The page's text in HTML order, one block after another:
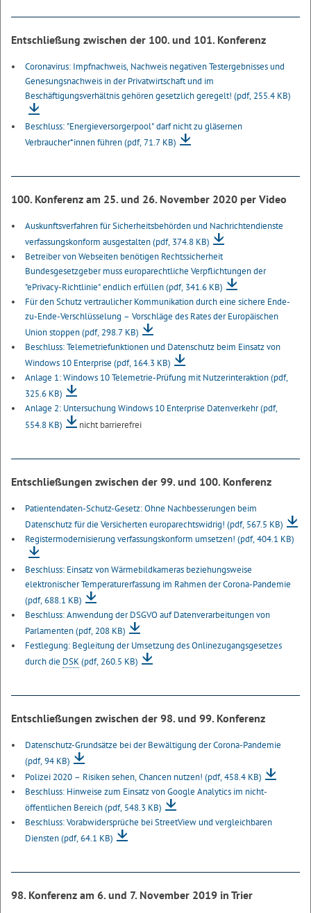
Entschließung zwischen der 100. und 101. Konferenz
Coronavirus: Impfnachweis, Nachweis negativen Testergebnisses und
Genesungsnachweis in der Privatwirtschaft und im
Beschäftigungsverhältnis gehören gesetzlich geregelt! (pdf, 255.4 KB)
Beschluss: "Energieversorgerpool" darf nicht zu gläsernen
Verbraucher*innen führen(pdf, 71.7 KB)
100. Konferenz am 25. und 26. November 2020 per Video
Auskunftsverfahren für Sicherheitsbehörden und Nachrichtendienste
verfassungskonform ausgestalten(pdf, 374.8 KB)
Betreiber von Webseiten benötigen Rechtssicherheit
Bundesgesetzgeber muss europarechtliche Verpflichtungen der
"ePrivacy-Richtlinie" endlich erfüllen(pdf, 341.6 KB)
Für den Schutz vertraulicher Kommunikation durch eine sichere Ende-
zu-Ende-Verschlüsselung – Vorschläge des Rates der Europäischen
Union stoppen(pdf, 298.7 KB)
Beschluss: Telemetriefunktionen und Datenschutz beim Einsatz von
Windows 10 Enterprise (pdf, 164.3 KB)
Anlage 1: Windows 10 Telemetrie-Prüfung mit Nutzerinteraktion(pdf,
325.6 KB)
Anlage 2: Untersuchung Windows 10 Enterprise Datenverkehr(pdf,
554.8 KB)
nicht barrierefrei
Entschließungen zwischen der 99. und 100. Konferenz
Patientendaten-Schutz-Gesetz: Ohne Nachbesserungen beim
Datenschutz für die Versicherten europarechtswidrig! (pdf, 567.5 KB)
Registermodernisierung verfassungskonform umsetzen! (pdf, 404.1 KB)
Beschluss: Einsatz von Wärmebildkameras beziehungsweise
elektronischer Temperaturerfassung im Rahmen der Corona-Pandemie
(pdf, 688.1 KB)
Beschluss: Anwendung der DSGVO auf Datenverarbeitungen von
Parlamenten(pdf, 208 KB)
Festlegung: Begleitung der Umsetzung des Onlinezugangsgesetzes
durch die DSK(pdf, 260.5 KB)
Entschließungen zwischen der 98. und 99. Konferenz
Datenschutz-Grundsätze bei der Bewältigung der Corona-Pandemie
(pdf, 94 KB)
Polizei 2020 – Risiken sehen, Chancen nutzen! (pdf, 458.4 KB)
Beschluss: Hinweise zum Einsatz von Google Analytics im nicht-
öffentlichen Bereich(pdf, 548.3 KB)
Beschluss: Vorabwidersprüche bei StreetView und vergleichbaren
Diensten(pdf, 64.1 KB)
98. Konferenz am 6. und 7. November 2019 in Trier